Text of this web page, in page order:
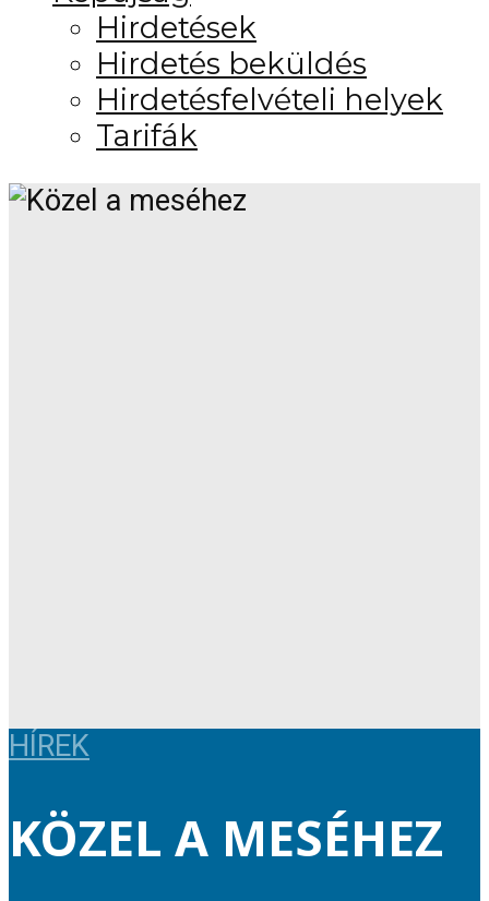
Hirdetések
Hirdetés beküldés
Hirdetésfelvételi helyek
Tarifák
HÍREK
KÖZEL A MESÉHEZ